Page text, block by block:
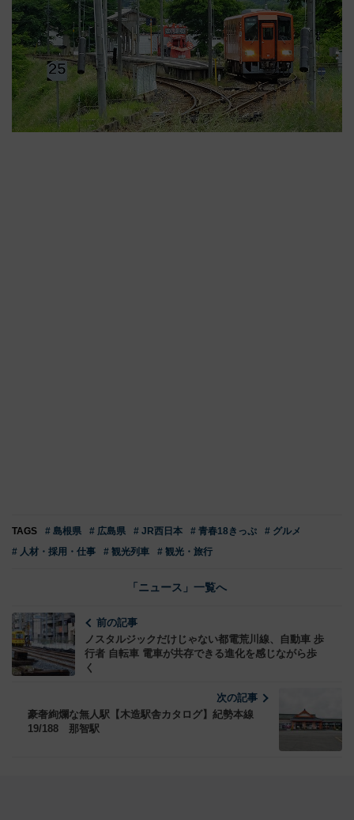
TAGS # 島根県 # 広島県 # JR西日本 # 青春18きっぷ
# グルメ
# 人材・採用・仕事
# 観光列車 # 観光・旅行
「ニュース」一覧へ
前の記事
ノスタルジックだけじゃない都電荒川線、自動車 歩
行者 自転車 電車が共存できる進化を感じながら歩
く
次の記事
豪奢絢爛な無人駅【木造駅舎カタログ】紀勢本線
19/188 那智駅